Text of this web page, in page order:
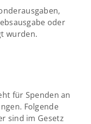
oder
wurden.
für Spenden an
Folgende
sind im Gesetz